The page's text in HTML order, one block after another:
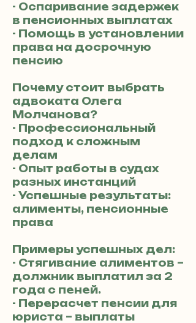
- Оспаривание задержек
в пенсионных выплатах
- Помощь в установлении
права на досрочную
пенсию
Почему стоит выбрать
адвоката Олега
Молчанова?
- Профессиональный
подход к сложным
делам
- Опыт работы в судах
разных инстанций
- Успешные результаты:
алименты, пенсионные
права
Примеры успешных дел:
- Стягивание алиментов –
должник выплатил за 2
года с пеней.
- Перерасчет пенсии для
юриста – выплаты